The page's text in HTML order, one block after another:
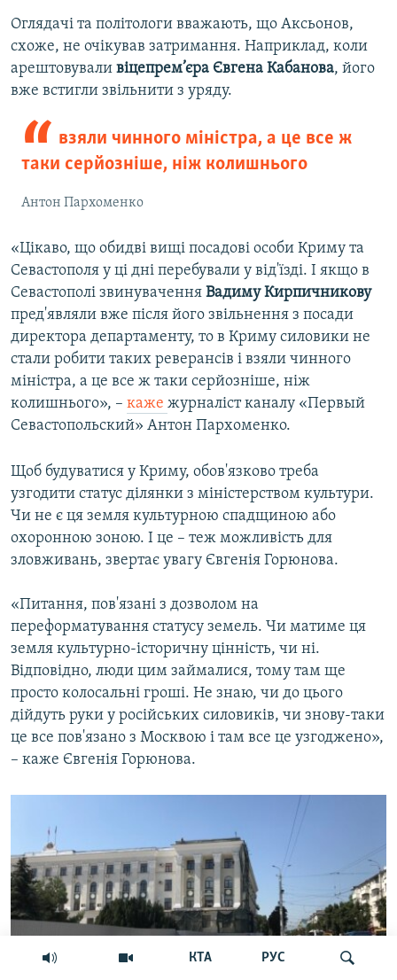
КТА РУС
Оглядачі та політологи вважають, що Аксьонов,
схоже, не очікував затримання. Наприклад, коли
арештовували віцепрем’єра Євгена Кабанова, його
вже встигли звільнити з уряду.
взяли чинного міністра, а це все ж
таки серйозніше, ніж колишнього
Антон Пархоменко
«Цікаво, що обидві вищі посадові особи Криму та
Севастополя у ці дні перебували у від'їзді. І якщо в
Севастополі звинувачення Вадиму Кирпичникову
пред'являли вже після його звільнення з посади
директора департаменту, то в Криму силовики не
стали робити таких реверансів і взяли чинного
міністра, а це все ж таки серйозніше, ніж
колишнього», – каже журналіст каналу «Первый
Севастопольский» Антон Пархоменко.
Щоб будуватися у Криму, обов'язково треба
узгодити статус ділянки з міністерством культури.
Чи не є ця земля культурною спадщиною або
охоронною зоною. І це – теж можливість для
зловживань, звертає увагу Євгенія Горюнова.
«Питання, пов'язані з дозволом на
переформатування статусу земель. Чи матиме ця
земля культурно-історичну цінність, чи ні.
Відповідно, люди цим займалися, тому там ще
просто колосальні гроші. Не знаю, чи до цього
дійдуть руки у російських силовиків, чи знову-таки
це все пов'язано з Москвою і там все це узгоджено»,
– каже Євгенія Горюнова.